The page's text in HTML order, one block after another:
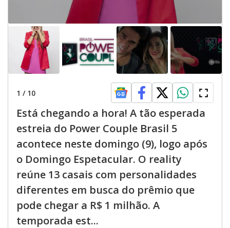
1 / 10
Está chegando a hora! A tão esperada
estreia do Power Couple Brasil 5
acontece neste domingo (9), logo após
o Domingo Espetacular. O reality
reúne 13 casais com personalidades
diferentes em busca do prêmio que
pode chegar a R$ 1 milhão. A
temporada est...